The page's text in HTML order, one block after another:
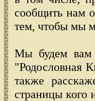
сообщить нам
тем, чтобы мы
Мы будем вам
"Родословная
также
страницы кого